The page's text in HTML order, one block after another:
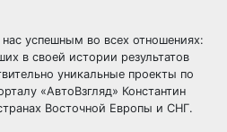
успешным во всех отношениях:
в своей истории результатов
уникальные проекты по
«АвтоВзгляд» Константин
Восточной Европы и СНГ.